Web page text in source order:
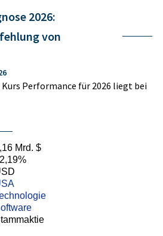
2026:
von
Kurs Performance für 2026 liegt bei
Mrd. $